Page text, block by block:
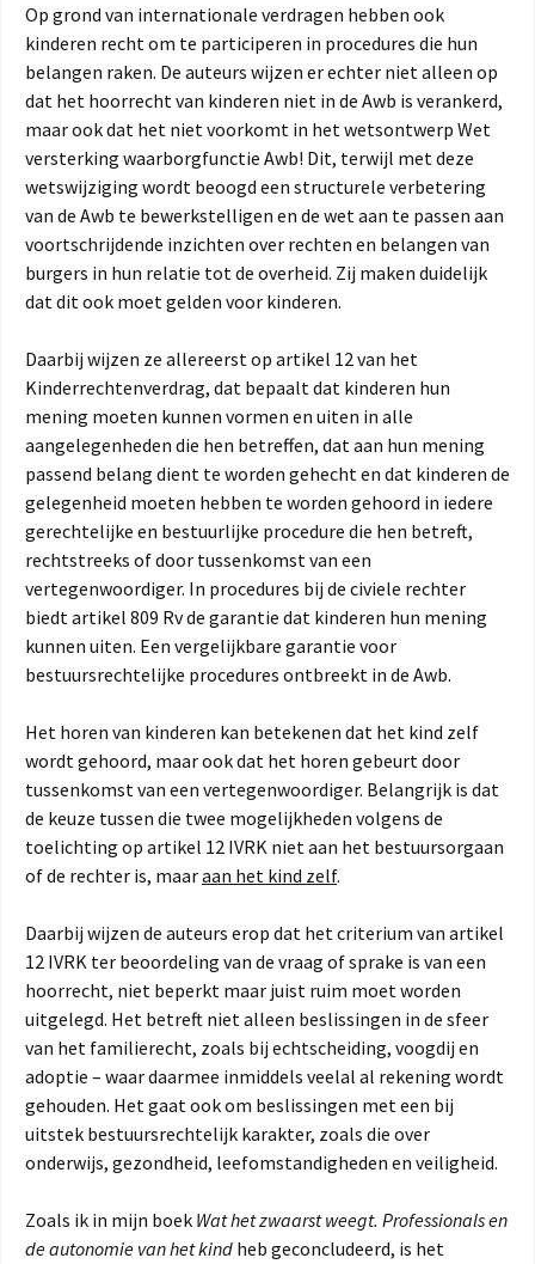
Op grond van internationale verdragen hebben ook
kinderen recht om te participeren in procedures die hun
belangen raken. De auteurs wijzen er echter niet alleen op
dat het hoorrecht van kinderen niet in de Awb is verankerd,
maar ook dat het niet voorkomt in het wetsontwerp Wet
versterking waarborgfunctie Awb! Dit, terwijl met deze
wetswijziging wordt beoogd een structurele verbetering
van de Awb te bewerkstelligen en de wet aan te passen aan
voortschrijdende inzichten over rechten en belangen van
burgers in hun relatie tot de overheid. Zij maken duidelijk
dat dit ook moet gelden voor kinderen.
Daarbij wijzen ze allereerst op artikel 12 van het
Kinderrechtenverdrag, dat bepaalt dat kinderen hun
mening moeten kunnen vormen en uiten in alle
aangelegenheden die hen betreffen, dat aan hun mening
passend belang dient te worden gehecht en dat kinderen de
gelegenheid moeten hebben te worden gehoord in iedere
gerechtelijke en bestuurlijke procedure die hen betreft,
rechtstreeks of door tussenkomst van een
vertegenwoordiger. In procedures bij de civiele rechter
biedt artikel 809 Rv de garantie dat kinderen hun mening
kunnen uiten. Een vergelijkbare garantie voor
bestuursrechtelijke procedures ontbreekt in de Awb.
Het horen van kinderen kan betekenen dat het kind zelf
wordt gehoord, maar ook dat het horen gebeurt door
tussenkomst van een vertegenwoordiger. Belangrijk is dat
de keuze tussen die twee mogelijkheden volgens de
toelichting op artikel 12 IVRK niet aan het bestuursorgaan
of de rechter is, maaraan het kind zelf.
Daarbij wijzen de auteurs erop dat het criterium van artikel
12 IVRK ter beoordeling van de vraag of sprake is van een
hoorrecht, niet beperkt maar juist ruim moet worden
uitgelegd. Het betreft niet alleen beslissingen in de sfeer
van het familierecht, zoals bij echtscheiding, voogdij en
adoptie – waar daarmee inmiddels veelal al rekening wordt
gehouden. Het gaat ook om beslissingen met een bij
uitstek bestuursrechtelijk karakter, zoals die over
onderwijs, gezondheid, leefomstandigheden en veiligheid.
Zoals ik in mijn boek Wat het zwaarst weegt. Professionals en
de autonomie van het kind heb geconcludeerd, is het